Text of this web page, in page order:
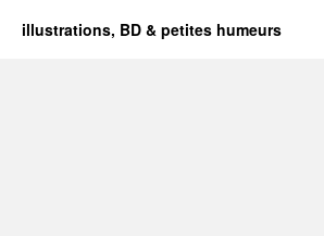
illustrations, BD & petites humeurs